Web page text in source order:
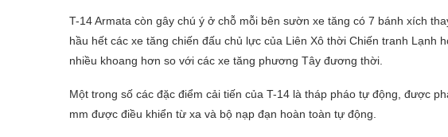
T-14 Armata còn gây chú ý ở chỗ mỗi bên sườn xe tăng có 7 bánh xích
hầu hết các xe tăng chiến đấu chủ lực của Liên Xô thời Chiến tranh Lạnh
nhiều khoang hơn so với các xe tăng phương Tây đương thời.
Một trong số các đặc điểm cải tiến của T-14 là tháp pháo tự động, được
mm được điều khiển từ xa và bộ nạp đạn hoàn toàn tự động.